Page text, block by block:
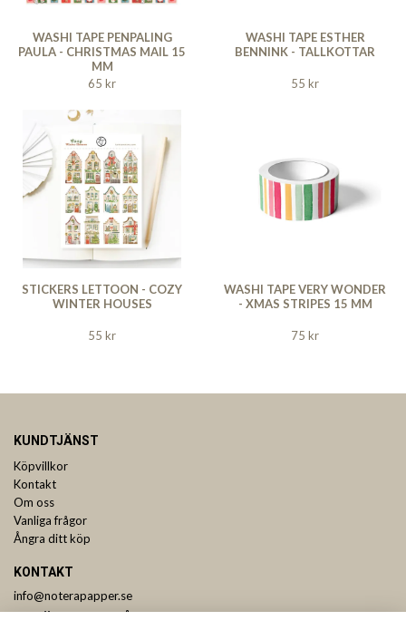
WASHI TAPE PENPALING
PAULA - CHRISTMAS MAIL 15
MM
65 kr
WASHI TAPE ESTHER
BENNINK - TALLKOTTAR
55 kr
STICKERS LETTOON - COZY
WINTER HOUSES
55 kr
WASHI TAPE VERY WONDER
- XMAS STRIPES 15 MM
75 kr
KUNDTJÄNST
Köpvillkor
Kontakt
Om oss
Vanliga frågor
Ångra ditt köp
KONTAKT
info@noterapapper.se